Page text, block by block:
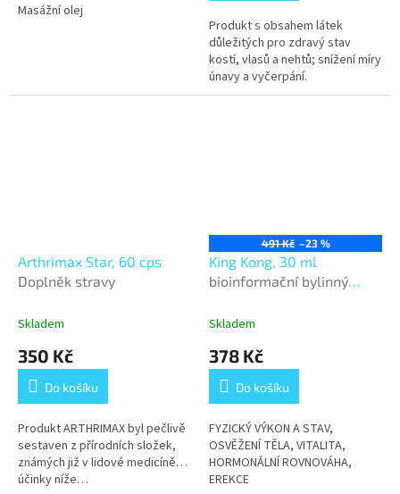
5
Masážní olej
Produkt s obsahem látek
důležitých pro zdravý stav
kostí, vlasů a nehtů; snížení míry
únavy a vyčerpání.
Arthrimax Star, 60 cps
Doplněk stravy
Skladem
350 Kč
Do košíku
Produkt ARTHRIMAX byl pečlivě
sestaven z přírodních složek,
známých již v lidové medicíně…
účinky níže…
491 Kč –23 %
King Kong, 30 ml
bioinformační bylinný
Skladem
378 Kč
Do košíku
FYZICKÝ VÝKON A STAV,
OSVĚŽENÍ TĚLA, VITALITA,
HORMONÁLNÍ ROVNOVÁHA,
EREKCE